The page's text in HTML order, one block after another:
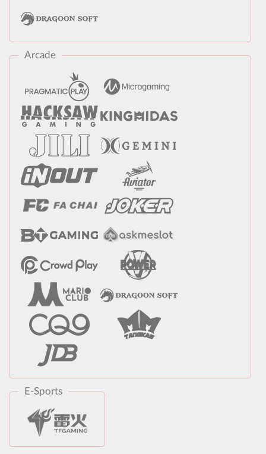
Arcade
E-Sports